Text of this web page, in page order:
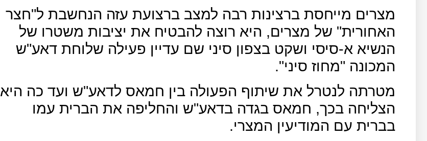
מצרים מייחסת ברצינות רבה למצב ברצועת עזה הנחשבת ל"חצר
האחורית" של מצרים, היא רוצה להבטיח את יציבות משטרו של
הנשיא א-סיסי ושקט בצפון סיני שם עדיין פעילה שלוחת דאע"ש
המכונה "מחוז סיני".
מטרתה לנטרל את שיתוף הפעולה בין חמאס לדאע"ש ועד כה היא
הצליחה בכך, חמאס בגדה בדאע"ש והחליפה את הברית עמו
בברית עם המודיעין המצרי.